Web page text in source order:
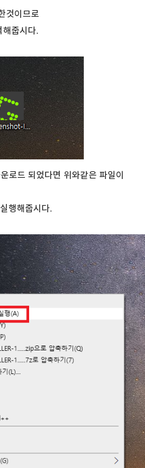
것이므로
해줍시다.
로드 되었다면 위와같은 파일이
행해줍시다.